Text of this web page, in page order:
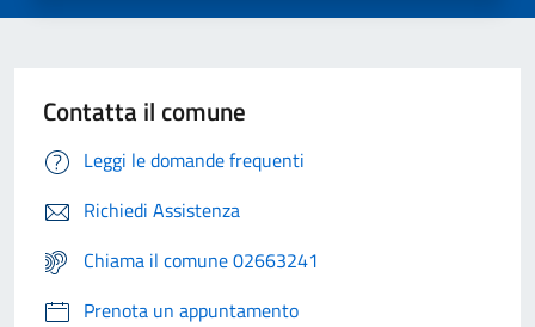
Contatta il comune
Leggi le domande frequenti
Richiedi Assistenza
Chiama il comune 02663241
Prenota un appuntamento